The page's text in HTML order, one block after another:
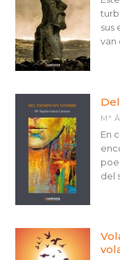
sus
van
Mª
En
del